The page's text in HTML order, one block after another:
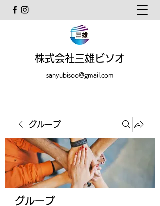
株式会社三雄ビソオ
sanyubisoo@gmail.com
グループ
グループ